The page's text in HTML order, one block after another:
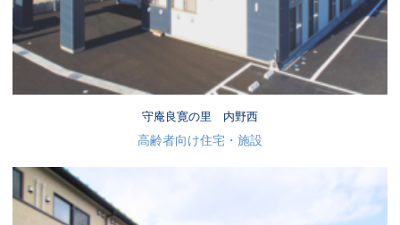
守庵良寛の里 内野西
高齢者向け住宅・施設